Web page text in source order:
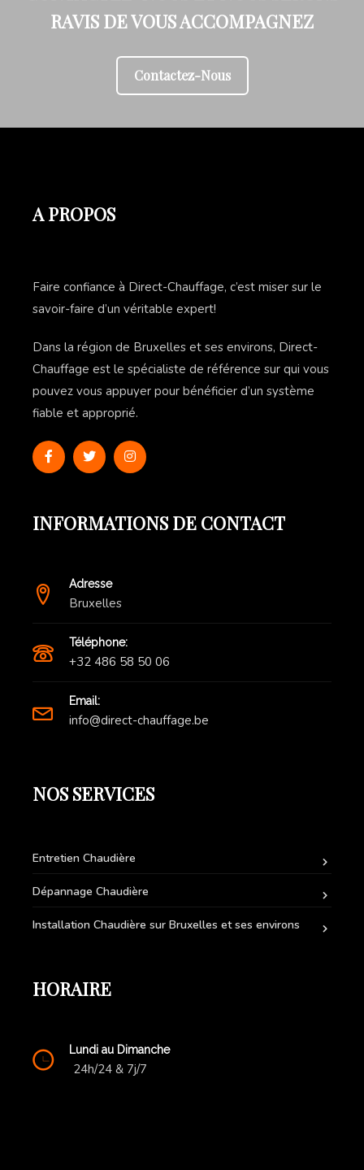
RAVIS DE VOUS ACCOMPAGNEZ
Contactez-Nous
A PROPOS
Faire confiance à Direct-Chauffage, c’est miser sur le
savoir-faire d’un véritable expert!
Dans la région de Bruxelles et ses environs, Direct-
Chauffage est le spécialiste de référence sur qui vous
pouvez vous appuyer pour bénéficier d’un système
fiable et approprié.
INFORMATIONS DE CONTACT
Adresse
Bruxelles
Téléphone:
+32 486 58 50 06
Email:
info@direct-chauffage.be
NOS SERVICES
Entretien Chaudière
Dépannage Chaudière
Installation Chaudière sur Bruxelles et ses environs
HORAIRE
Lundi au Dimanche
24h/24 & 7j/7